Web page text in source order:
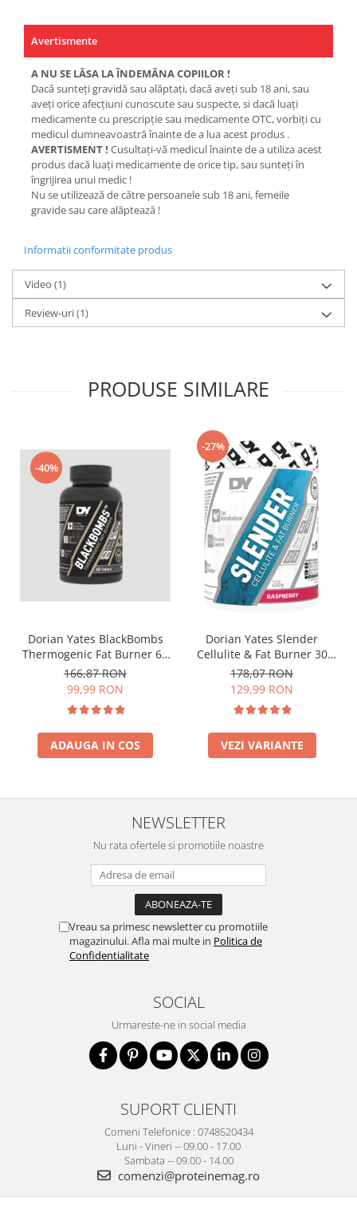
Avertismente
A NU SE LĂSA LA ÎNDEMÂNA COPIILOR !
Dacă sunteţi gravidă sau alăptaţi, dacă aveţi sub 18 ani, sau
aveţi orice afecţiuni cunoscute sau suspecte, si dacă luaţi
medicamente cu prescripţie sau medicamente OTC, vorbiţi cu
medicul dumneavoastră înainte de a lua acest produs .
AVERTISMENT ! Cusultaţi-vă medicul înainte de a utiliza acest
produs dacă luaţi medicamente de orice tip, sau sunteţi în
îngrijirea unui medic !
Nu se utilizează de către persoanele sub 18 ani, femeile
gravide sau care alăptează !
Informatii conformitate produs
Video (1)
Review-uri(1)
PRODUSE SIMILARE
-40%
Dorian Yates BlackBombs
Thermogenic Fat Burner 60
tabs
166,87 RON
99,99 RON
ADAUGA IN COS
-27%
Dorian Yates Slender
Cellulite & Fat Burner 30
serv
178,07 RON
129,99 RON
VEZI VARIANTE
NEWSLETTER
Nu rata ofertele si promotiile noastre
Vreau sa primesc newsletter cu promotiile
magazinului. Afla mai multe in Politica de
Confidentialitate
SOCIAL
Urmareste-ne in social media
SUPORT CLIENTI
Comeni Telefonice : 0748520434
Luni - Vineri -- 09.00 - 17.00
Sambata -- 09.00 - 14.00
comenzi@proteinemag.ro